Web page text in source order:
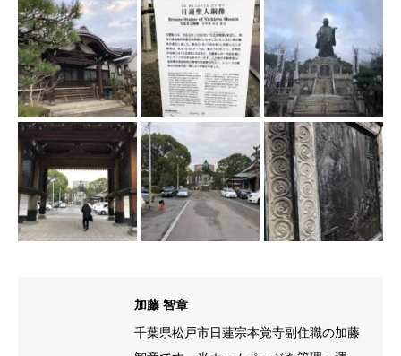
日蓮聖人銅像 日蓮聖人銅像
加藤 智章
千葉県松戸市日蓮宗本覚寺副住職の加藤